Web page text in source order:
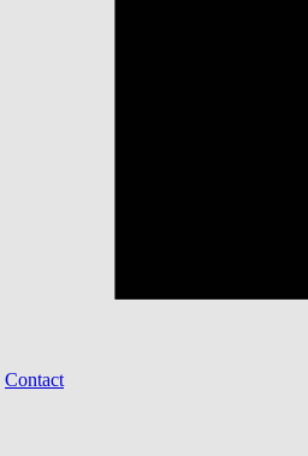
Contact